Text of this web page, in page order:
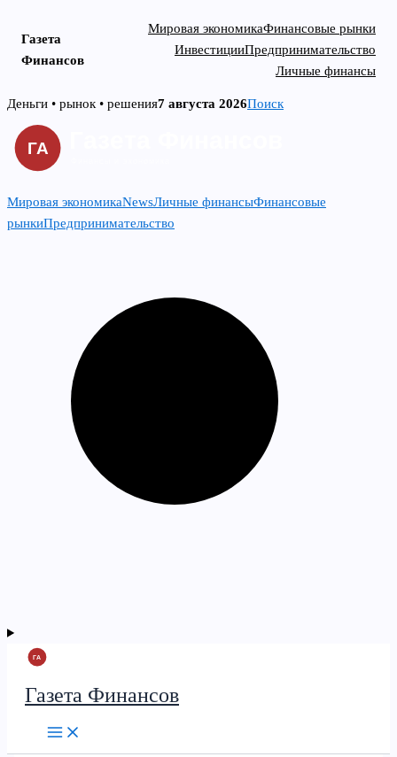
Газета
Финансов
Мировая экономикаФинансовые рынки
ИнвестицииПредпринимательство
Личные финансы
Skip
content
Деньги • рынок • решения7 августа 2026Поиск
Мировая экономикаNewsЛичные финансыФинансовые
рынкиПредпринимательство
Газета Финансов